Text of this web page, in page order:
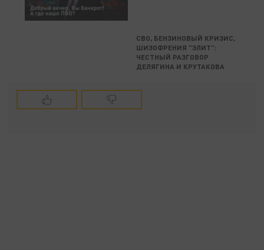
СВО, БЕНЗИНОВЫЙ КРИЗИС,
ШИЗОФРЕНИЯ "ЭЛИТ":
ЧЕСТНЫЙ РАЗГОВОР
ДЕЛЯГИНА И КРУТАКОВА